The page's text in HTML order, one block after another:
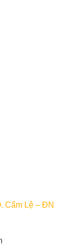
Cẩm Lệ – ĐN